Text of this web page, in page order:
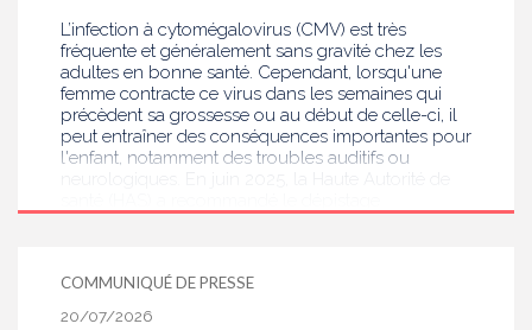
L’infection à cytomégalovirus (CMV) est très
fréquente et généralement sans gravité chez les
adultes en bonne santé. Cependant, lorsqu'une
femme contracte ce virus dans les semaines qui
précèdent sa grossesse ou au début de celle-ci, il
peut entraîner des conséquences importantes pour
l'enfant, notamment des troubles auditifs ou
publie aujourd’hui des recommandations de
bonnes pratiques pour guider les professionnels
COMMUNIQUÉ DE PRESSE
20/07/2026